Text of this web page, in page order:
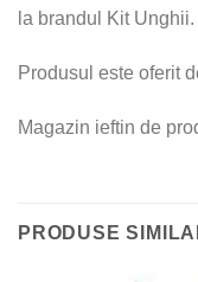
la brandul Kit Unghii.
Produsul este oferit
Magazin ieftin de
PRODUSE